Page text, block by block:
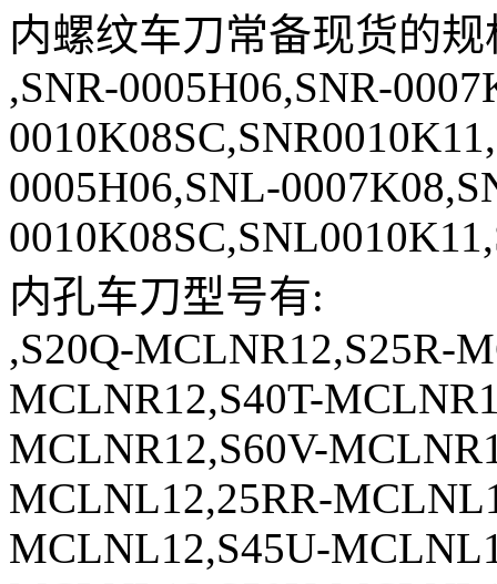
内螺纹车刀常备现货的
,SNR-0005H06,SNR-
0005H06,SNL-
内孔车刀型号有:
,S20Q-MCLNR12,S25R-
MCLNR12,S40T-
MCLNR12,S60V-
MCLNL12,25RR-
MCLNL12,S45U-